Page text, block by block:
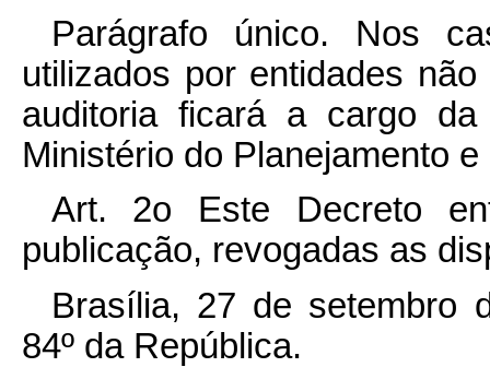
Parágrafo único. Nos
utilizados por entidades
auditoria ficará a cargo
Ministério do Planejamento
Art. 2o Este Decreto
publicação, revogadas as
Brasília, 27 de setembro
84º da República.